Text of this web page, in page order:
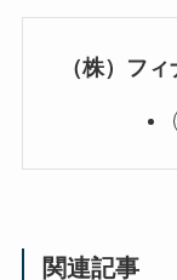
（株）フ
関連記事